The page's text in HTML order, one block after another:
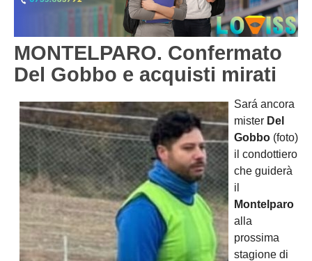
MONTELPARO. Confermato
Del Gobbo e acquisti mirati
Sará ancora
mister Del
Gobbo (foto)
il condottiero
che guiderà
il
Montelparo
alla
prossima
stagione di